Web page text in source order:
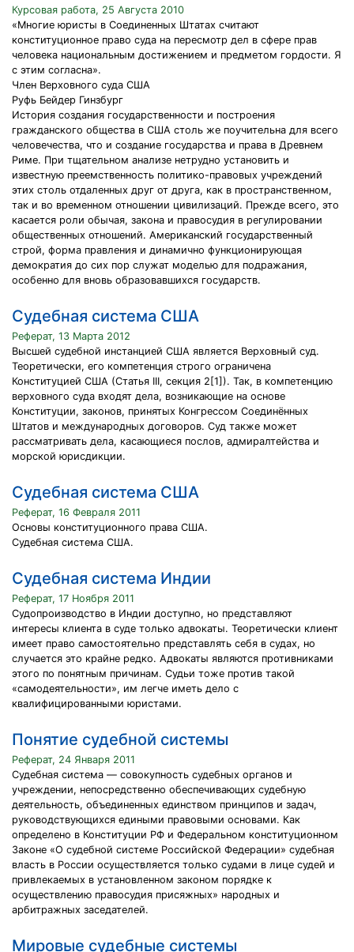
Курсовая работа, 25 Августа 2010
«Многие юристы в Соединенных Штатах считают
конституционное право суда на пересмотр дел в сфере прав
человека национальным достижением и предметом гордости. Я
с этим согласна».
Член Верховного суда США
Руфь Бейдер Гинзбург
История создания государственности и построения
гражданского общества в США столь же поучительна для всего
человечества, что и создание государства и права в Древнем
Риме. При тщательном анализе нетрудно установить и
известную преемственность политико-правовых учреждений
этих столь отдаленных друг от друга, как в пространственном,
так и во временном отношении цивилизаций. Прежде всего, это
касается роли обычая, закона и правосудия в регулировании
общественных отношений. Американский государственный
строй, форма правления и динамично функционирующая
демократия до сих пор служат моделью для подражания,
особенно для вновь образовавшихся государств.
Судебная система США
Реферат, 13 Марта 2012
Высшей судебной инстанцией США является Верховный суд.
Теоретически, его компетенция строго ограничена
Конституцией США (Статья III, секция 2[1]). Так, в компетенцию
верховного суда входят дела, возникающие на основе
Конституции, законов, принятых Конгрессом Соединённых
Штатов и международных договоров. Суд также может
рассматривать дела, касающиеся послов, адмиралтейства и
морской юрисдикции.
Судебная система США
Реферат, 16 Февраля 2011
Основы конституционного права США.
Судебная система США.
Судебная система Индии
Реферат, 17 Ноября 2011
Судопроизводство в Индии доступно, но представляют
интересы клиента в суде только адвокаты. Теоретически клиент
имеет право самостоятельно представлять себя в судах, но
случается это крайне редко. Адвокаты являются противниками
этого по понятным причинам. Судьи тоже против такой
«самодеятельности», им легче иметь дело с
квалифицированными юристами.
Понятие судебной системы
Реферат, 24 Января 2011
Судебная система — совокупность судебных органов и
учреждении, непосредственно обеспечивающих судебную
деятельность, объединенных единством принципов и задач,
руководствующихся едиными правовыми основами. Как
определено в Конституции РФ и Федеральном конституционном
Законе «О судебной системе Российской Федерации» судебная
власть в России осуществляется только судами в лице судей и
привлекаемых в установленном законом порядке к
осуществлению правосудия присяжных» народных и
арбитражных заседателей.
Мировые судебные системы